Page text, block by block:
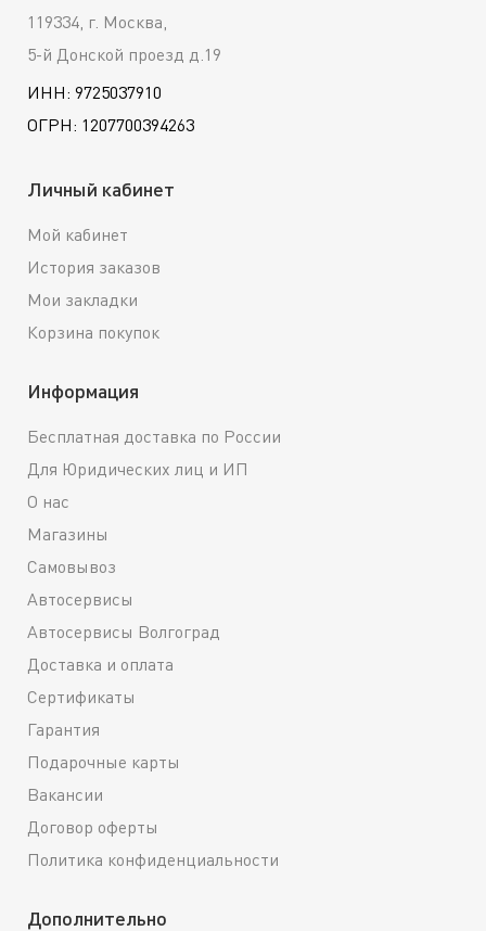
119334, г. Москва,
5-й Донской проезд д.19
ИНН: 9725037910
ОГРН: 1207700394263
Личный кабинет
Мой кабинет
История заказов
Мои закладки
Корзина покупок
Информация
Бесплатная доставка по России
Для Юридических лиц и ИП
О нас
Магазины
Самовывоз
Автосервисы
Автосервисы Волгоград
Доставка и оплата
Сертификаты
Гарантия
Подарочные карты
Вакансии
Договор оферты
Политика конфиденциальности
Дополнительно